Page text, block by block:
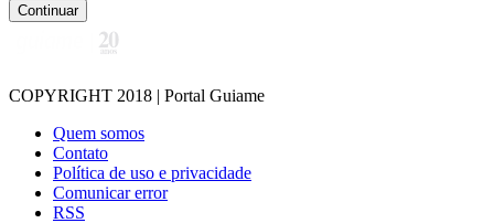
Continuar
COPYRIGHT 2018 | Portal Guiame
Quem somos
Contato
Política de uso e privacidade
Comunicar error
RSS